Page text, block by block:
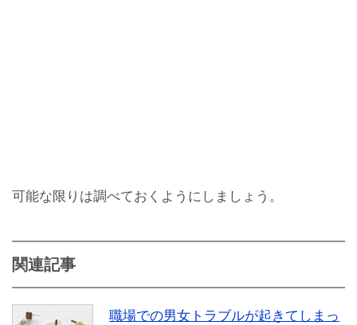
可能な限りは調べておくようにしましょう。
関連記事
職場での男女トラブルが起きてしまっ